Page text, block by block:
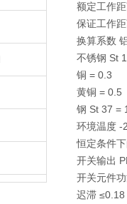
额定工作
保证工作
换算系数
不锈钢 St
铜 = 0.3
黄铜 = 0.5
钢 St 37 =
环境温度 -
恒定条件
开关输出
开关元件
迟滞 ≤0.18